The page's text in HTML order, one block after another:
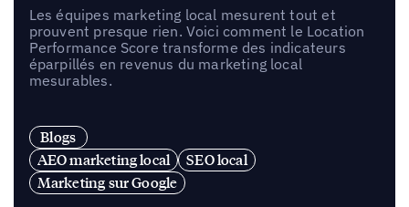
Les équipes marketing local mesurent tout et
prouvent presque rien. Voici comment le Location
Performance Score transforme des indicateurs
éparpillés en revenus du marketing local
mesurables.
Blogs
AEO marketing local
SEO local
Marketing sur Google